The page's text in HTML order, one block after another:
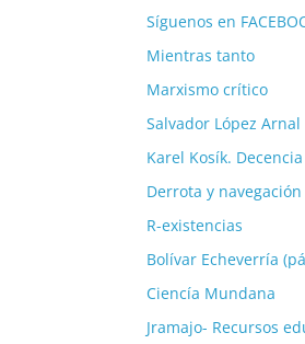
Síguenos en
Mientras tanto
Marxismo crítico
Salvador López Arnal
Karel Kosík.
Derrota y navegación
R-existencias
Bolívar Echeverría
Ciencía Mundana
Jramajo- Recursos